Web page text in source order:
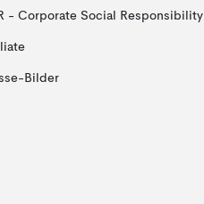
- Corporate Social Responsibility
Bilder